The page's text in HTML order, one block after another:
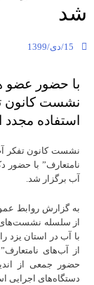
شد
15/دی/1399
با حضور عضو
نشست کانون
استفاده
نشست کانون تفکر
نامتعارف” با
آب برگزار شد.
به گزارش روابط
از سلسله
با آب در استان یزد
از آب‌های
حضور جمعی از
دستگاه‌های اجرایی